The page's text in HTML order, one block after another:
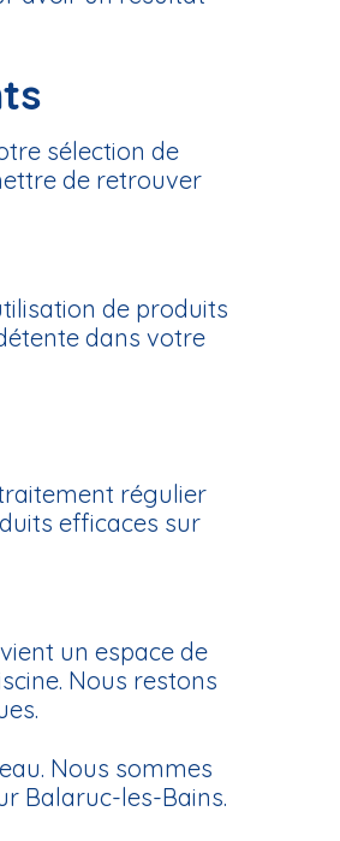
sélection de
de retrouver
de produits
dans votre
régulier
efficaces sur
un espace de
Nous restons
Nous sommes
Balaruc-les-Bains.